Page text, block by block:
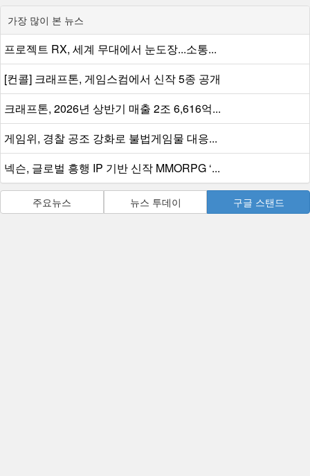
가장 많이 본 뉴스
프로젝트 RX, 세계 무대에서 눈도장...소통...
[컨콜] 크래프톤, 게임스컴에서 신작 5종 공개
크래프톤, 2026년 상반기 매출 2조 6,616억...
게임위, 경찰 공조 강화로 불법게임물 대응...
넥슨, 글로벌 흥행 IP 기반 신작 MMORPG ‘...
주요뉴스 뉴스 투데이 구글 스탠드